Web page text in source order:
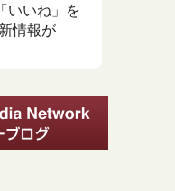
いいね」を
情報が